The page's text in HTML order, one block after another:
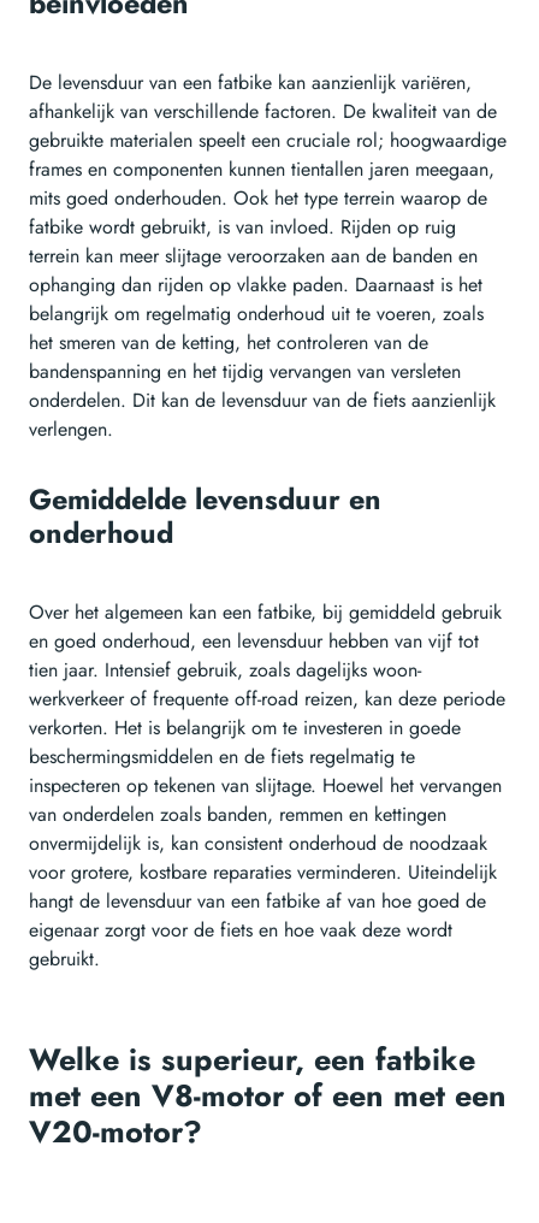
De levensduur van een fatbike kan aanzienlijk variëren,
afhankelijk van verschillende factoren. De kwaliteit van de
gebruikte materialen speelt een cruciale rol; hoogwaardige
frames en componenten kunnen tientallen jaren meegaan,
mits goed onderhouden. Ook het type terrein waarop de
fatbike wordt gebruikt, is van invloed. Rijden op ruig
terrein kan meer slijtage veroorzaken aan de banden en
ophanging dan rijden op vlakke paden. Daarnaast is het
belangrijk om regelmatig onderhoud uit te voeren, zoals
het smeren van de ketting, het controleren van de
bandenspanning en het tijdig vervangen van versleten
onderdelen. Dit kan de levensduur van de fiets aanzienlijk
verlengen.
Gemiddelde levensduur en
onderhoud
Over het algemeen kan een fatbike, bij gemiddeld gebruik
en goed onderhoud, een levensduur hebben van vijf tot
tien jaar. Intensief gebruik, zoals dagelijks woon-
werkverkeer of frequente off-road reizen, kan deze periode
verkorten. Het is belangrijk om te investeren in goede
beschermingsmiddelen en de fiets regelmatig te
inspecteren op tekenen van slijtage. Hoewel het vervangen
van onderdelen zoals banden, remmen en kettingen
onvermijdelijk is, kan consistent onderhoud de noodzaak
voor grotere, kostbare reparaties verminderen. Uiteindelijk
hangt de levensduur van een fatbike af van hoe goed de
eigenaar zorgt voor de fiets en hoe vaak deze wordt
gebruikt.
Welke is superieur, een fatbike
met een V8-motor of een met een
V20-motor?